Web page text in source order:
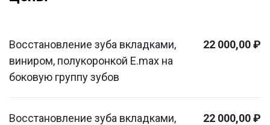
Восстановление зуба вкладками,
виниром, полукоронкой E.max на
боковую группу зубов
22 000,00 ₽
Восстановление зуба вкладками,
22 000,00 ₽